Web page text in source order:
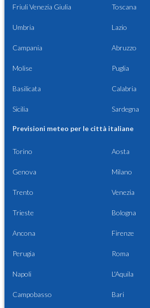
Friuli Venezia Giulia Toscana
Umbria Lazio
Campania Abruzzo
Molise Puglia
Basilicata Calabria
Sicilia Sardegna
Previsioni meteo per le città italiane
Torino Aosta
Genova Milano
Trento Venezia
Trieste Bologna
Ancona Firenze
Perugia Roma
Napoli L'Aquila
Campobasso Bari